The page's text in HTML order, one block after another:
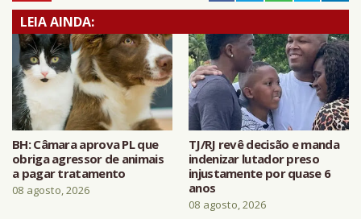
LEIA AINDA:
BH: Câmara aprova PL que
obriga agressor de animais
a pagar tratamento
08 agosto, 2026
TJ/RJ revê decisão e manda
indenizar lutador preso
injustamente por quase 6
anos
08 agosto, 2026